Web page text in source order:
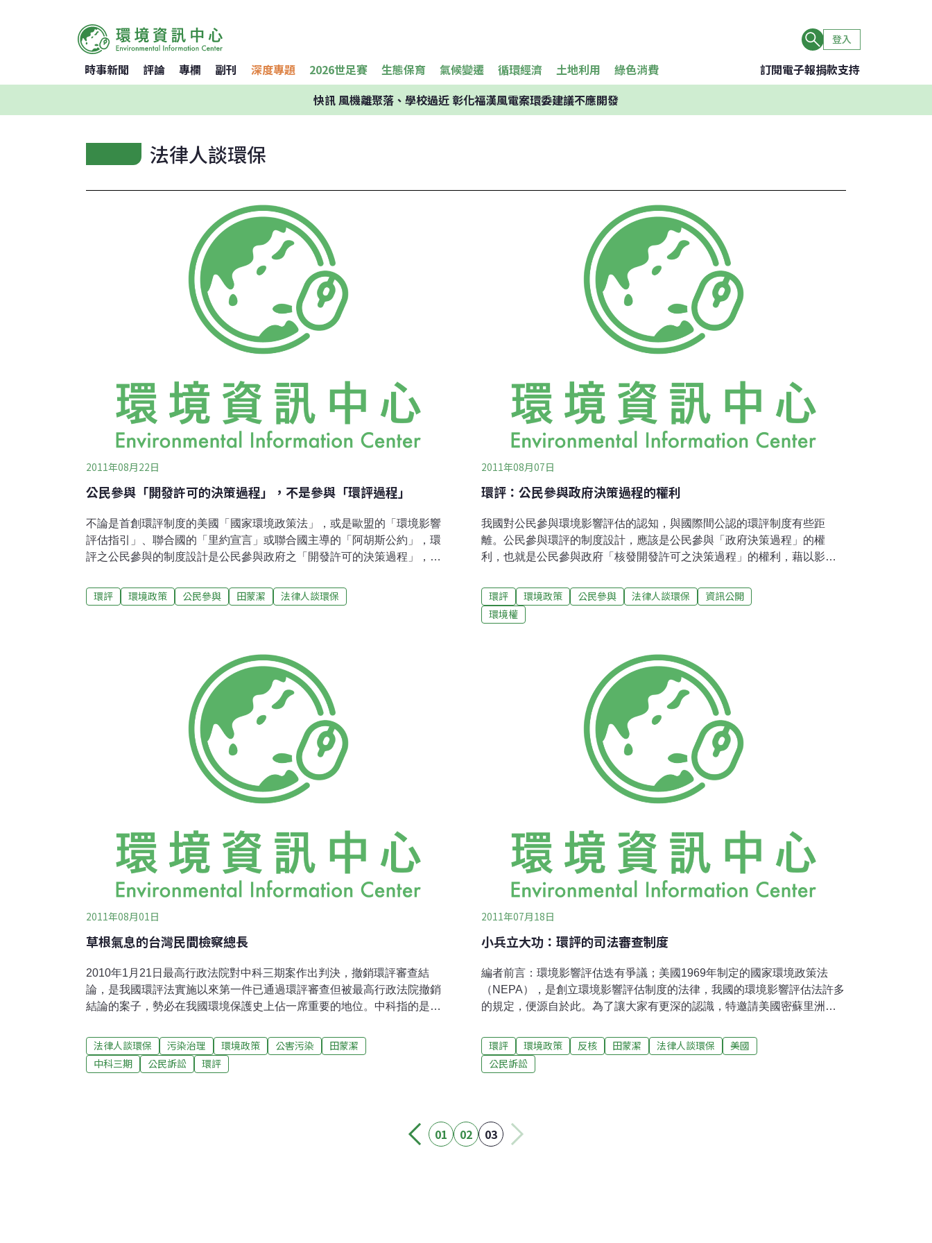
登入
時事新聞 評論 專欄 副刊 深度專題 2026世足賽 生態保育 氣候變遷 循環經濟 土地利用 綠色消費 訂閱電子報捐款支持
快訊風機離聚落、學校過近 彰化福漢風電案環委建議不應開發
法律人談環保
2011年08月22日
公民參與「開發許可的決策過程」，不是參與「環評過程」
不論是首創環評制度的美國「國家環境政策法」，或是歐盟的「環境影響
評估指引」、聯合國的「里約宣言」或聯合國主導的「阿胡斯公約」，環
評之公民參與的制度設計是公民參與政府之「開發許可的決策過程」，而
民參與環評的制度設計，為了保護自然資源和防止環境污染，應由國家的
立法機關立法，授予「行政機關」權力與責任，控管可能破壞環境品質的
再由該機關根據環評結論決定是否核發開發許可，整個過程稱為環評程
序，也就是被授權的機關核發「開發許可的決策過程」。公民參與環評的
制度設計，就是不讓被授權的行政機關獨自作出核發許可與否的決定，提
供公民從頭到尾參與此一決策過程的權利，監督政府嚴格控管環評的品質
和形成決策的過程，藉以「影響」政
環評 環境政策 公民參與 田蒙潔 法律人談環保
2011年08月07日
環評：公民參與政府決策過程的權利
我國對公民參與環境影響評估的認知，與國際間公認的環評制度有些距
離。公民參與環評的制度設計，應該是公民參與「政府決策過程」的權
利，也就是公民參與政府「核發開發許可之決策過程」的權利，藉以影響
位」的環評，讓弱勢的當地居民和資源不足的環保團體和開發單位角力、
拉扯、對抗。由於政府只有決策、沒有形成決策的過程，所以公民沒有政
府決策過程可參與，遑論藉參與決策過程以影響政府的決策。目前國際間
度。NEPA自1970年1月1日開始實施，根據美國司法部1972年的統計，美
國公民和環保團體根據NEPA提起的訴訟案件，遠超過同時期的任何其他環
保法律。NEPA的環保功能和威力，很快在國際間引起重視，除了許多國家
紛紛仿效外，歐盟在1985年率先制定環境影響評估的國際法－「環境影響
環評 環境政策 公民參與 法律人談環保
資訊公開
環境權
2011年08月01日
草根氣息的台灣民間檢察總長
2010年1月21日最高行政法院對中科三期案作出判決，撤銷環評審查結
論，是我國環評法實施以來第一件已通過環評審查但被最高行政法院撤銷
結論的案子，勢必在我國環境保護史上佔一席重要的地位。中科指的是中
及雲林縣三縣市。中科三期位於后里鄉都市計畫區南、北兩側，涵蓋台糖
后里農場134公頃和七星農場112公頃二塊基地。2006年，行政院核定中科
於七星農場籌設計畫，七星基地專供友達光電使用，友達立即開始積極規
工。七星基地開發案的開發單位是中科園區管理局，經由目的事業主管機
關國科會，向主管機關環保署提出環境影響說明書，由環評會進行第一階
法律人談環保 污染治理 環境政策 公害污染
田蒙潔
中科三期
公民訴訟 環評
2011年07月18日
小兵立大功：環評的司法審查制度
編者前言：環境影響評估迭有爭議；美國1969年制定的國家環境政策法
（NEPA），是創立環境影響評估制度的法律，我國的環境影響評估法許多
的規定，便源自於此。為了讓大家有更深的認識，特邀請美國密蘇里洲律
間參與的位階、政策環評等等，希望能幫助對環境影響評估有更深層思
考。美國1969年制定的《國家環境政策法》（NEPA），是創立環境影響
評估制度的法律，我國的環境影響評估法許多的規定，便是源自於NEPA。
的地位，因為該案確立了環評的司法審查制度。中科三期七星基地附近的
農民和環保團體，不滿環評會不需進入二階段環評的結論時，可以
環評 環境政策 反核 田蒙潔 法律人談環保
美國
公民訴訟
01 02 03